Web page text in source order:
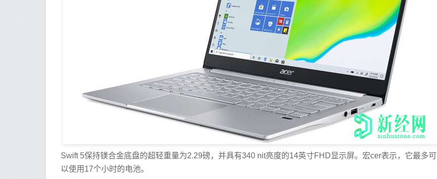
Swift 5保持镁合金底盘的超轻重量为2.29磅，并具有340 nit亮度的14英寸FHD显示屏。宏cer表示，它最多可
以使用17个小时的电池。